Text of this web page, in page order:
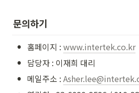
문의하기
• 홈페이지 : www.intertek.co.kr
• 담당자 : 이재희 대리
• 메일주소 :